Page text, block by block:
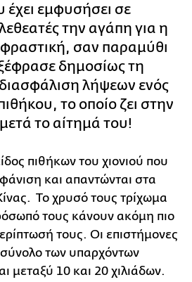
εμφυσήσει σε
την αγάπη για η
σαν παραμύθι
δημοσίως τη
λήψεων ενός
το οποίο ζει στην
το αίτημά του!
πιθήκων του χιονιού που
και απαντώνται στα
Το χρυσό τους τρίχωμα
τους κάνουν ακόμη πιο
τους. Οι επιστήμονες
σύνολο των υπαρχόντων
μεταξύ 10 και 20 χιλιάδων.